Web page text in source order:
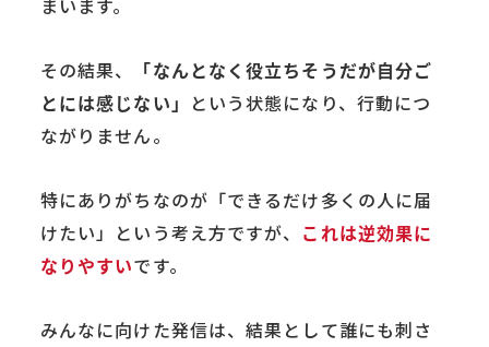
まいます。
その結果、
「なんとなく役立ちそうだが自分ご
とには感じない」 という状態になり、行動につ
ながりません。
特にありがちなのが「できるだけ多くの人に届
けたい」という考え方ですが、 これは逆効果に
なりやすいです。
みんなに向けた発信は、結果として誰にも刺さ